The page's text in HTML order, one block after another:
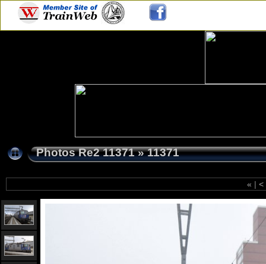
Photos Re2 11371»11371
« | <